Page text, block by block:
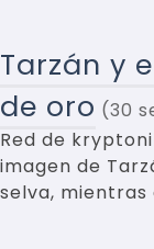
Tarzán y
de oro
30
Red de
imagen de
selva, mientras